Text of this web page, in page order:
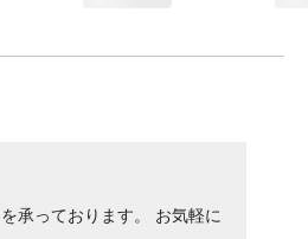
承っております。 お気軽に